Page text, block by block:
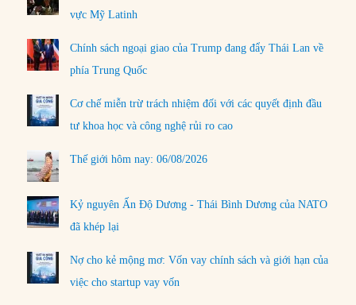
vực Mỹ Latinh
Chính sách ngoại giao của Trump đang đẩy Thái Lan về
phía Trung Quốc
Cơ chế miễn trừ trách nhiệm đối với các quyết định đầu
tư khoa học và công nghệ rủi ro cao
Thế giới hôm nay: 06/08/2026
Kỷ nguyên Ấn Độ Dương - Thái Bình Dương của NATO
đã khép lại
Nợ cho kẻ mộng mơ: Vốn vay chính sách và giới hạn của
việc cho startup vay vốn